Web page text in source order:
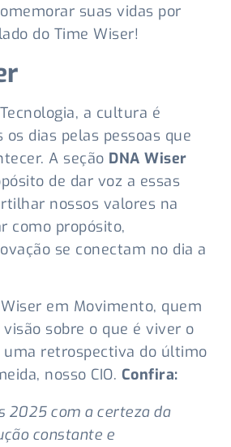
suas vidas por
do Time Wiser!
a cultura é
dias pelas pessoas que
A seção DNA Wiser
de dar voz a essas
nossos valores na
como propósito,
se conectam no dia a
em Movimento, quem
sobre o que é viver o
uma retrospectiva do último
nosso CIO. Confira:
2025 com a certeza da
constante e